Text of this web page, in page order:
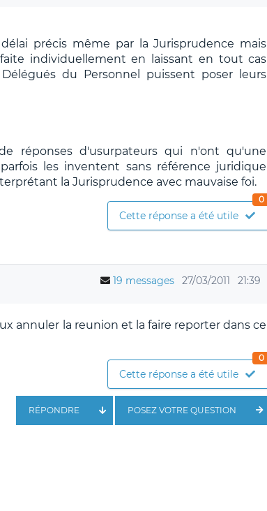
précis même par la Jurisprudence mais
individuellement en laissant en tout cas
du Personnel puissent poser leurs
réponses d'usurpateurs qui n'ont qu'une
les inventent sans référence juridique
la Jurisprudence avec mauvaise foi.
Cette réponse a été utile
0
19 messages 27/03/2011 21:39
annuler la reunion et la faire reporter dans ce
Cette réponse a été utile
0
POSEZ VOTRE QUESTION
RÉPONDRE